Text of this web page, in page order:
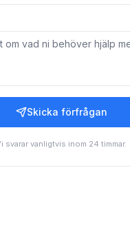
Skicka förfrågan
svarar vanligtvis inom 24 timmar.